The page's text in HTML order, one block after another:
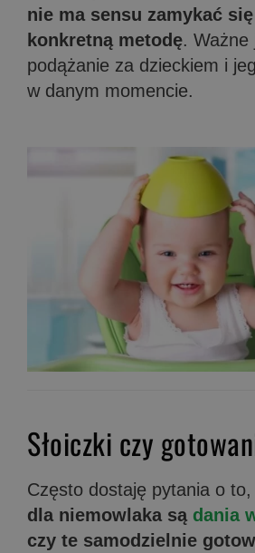
nie ma sensu zamykać
konkretną metodę. Ważne
podążanie za dzieckiem i
w danym momencie.
Słoiczki czy
Często dostaję pytania o to,
dla niemowlaka są dania
czy te samodzielnie